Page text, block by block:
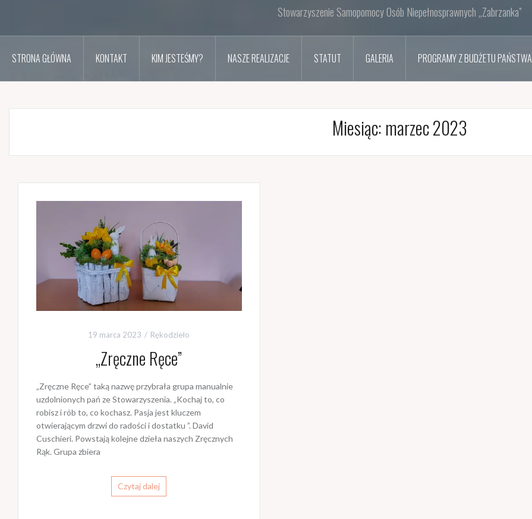
Sto­wa­rzy­sze­nie Sa­mo­po­mo­cy Osób Nie­peł­no­spraw­nych „Za­brzan­ka”
STRONA GŁÓWNA KONTAKT KIM JESTEŚMY? NASZE REALIZACJE STATUT GALERIA PROGRAMY Z BUDŻETU PAŃSTWA
Miesiąc: marzec 2023
19 marca 2023 Rękodzieło
„Zręczne Ręce”
„Zręczne Ręce” taką nazwę przybrała grupa manualnie
uzdolnionych pań ze Stowarzyszenia. „Kochaj to, co
robisz i rób to, co kochasz. Pasja jest kluczem
otwierającym drzwi do radości i dostatku ”. David
Cuschieri. Powstają kolejne dzieła naszych Zręcznych
Rąk. Grupa zbiera
Czytaj dalej